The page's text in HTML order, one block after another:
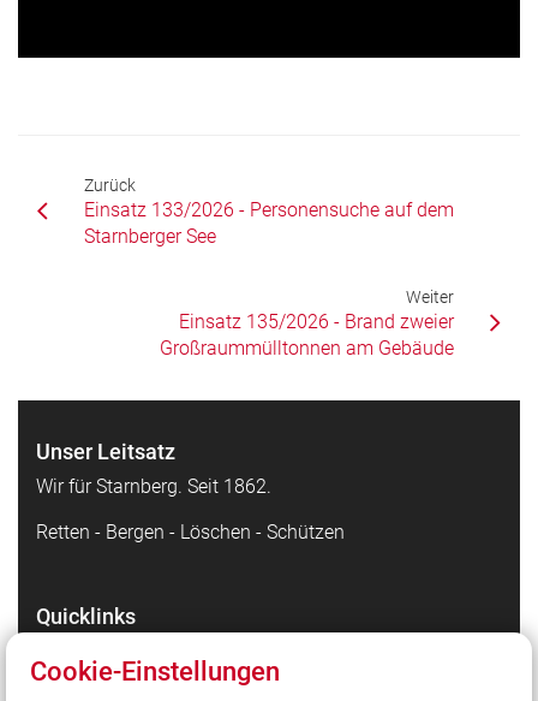
Zurück
Einsatz 133/2026 - Personensuche auf dem
Starnberger See
Weiter
Einsatz 135/2026 - Brand zweier
Großraummülltonnen am Gebäude
Unser Leitsatz
Wir für Starnberg. Seit 1862.
Retten - Bergen - Löschen - Schützen
Quicklinks
Instagram - Bilder unserer Arbeit
Cookie-Einstellungen